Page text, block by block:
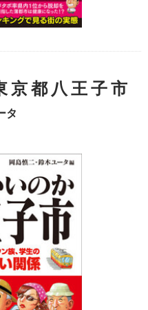
京都八王子市
タ